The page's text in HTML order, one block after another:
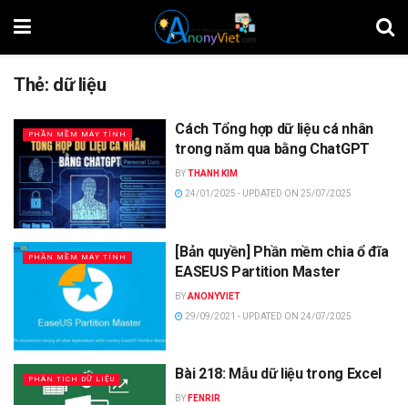
Thẻ: dữ liệu
PHẦN MỀM MÁY TÍNH
Cách Tổng hợp dữ liệu cá nhân
trong năm qua bằng ChatGPT
BYTHANH KIM
24/01/2025 - UPDATED ON 25/07/2025
PHẦN MỀM MÁY TÍNH
[Bản quyền] Phần mềm chia ổ đĩa
EASEUS Partition Master
BYANONYVIET
29/09/2021 - UPDATED ON 24/07/2025
PHÂN TÍCH DỮ LIỆU Bài 218: Mẫu dữ liệu trong Excel
BY FENRIR